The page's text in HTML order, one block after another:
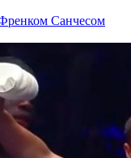
Френком Санчесом